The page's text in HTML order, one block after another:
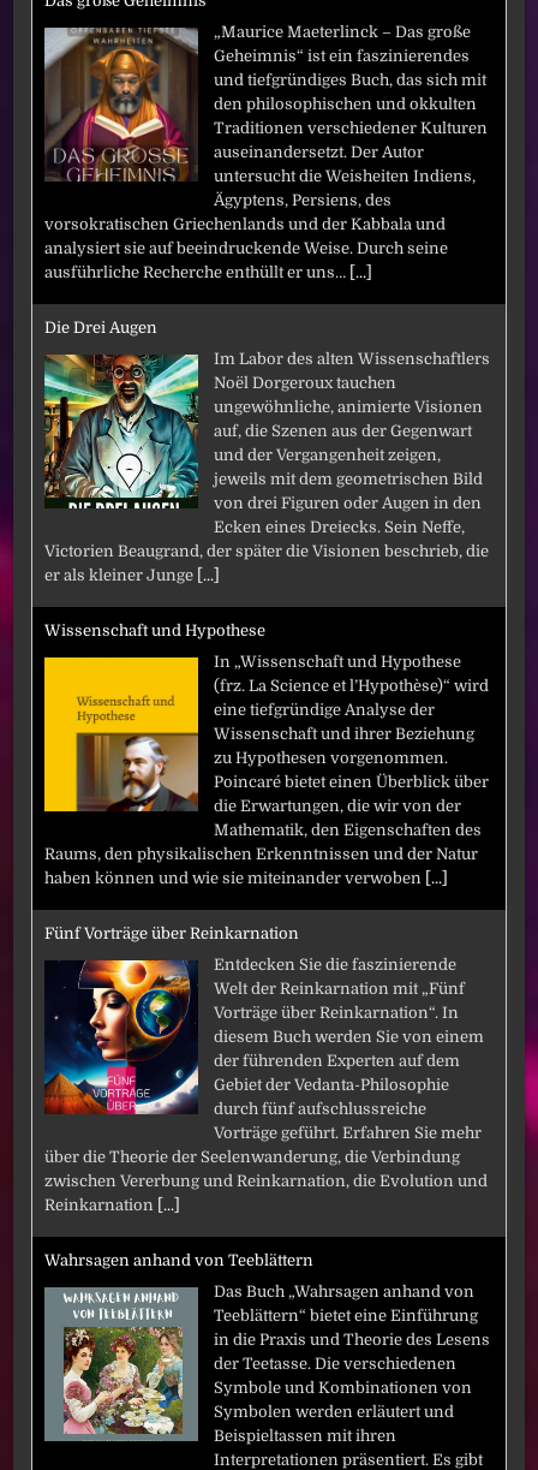
„Maurice Maeterlinck – Das große
Geheimnis“ ist ein faszinierendes
und tiefgründiges Buch, das sich mit
den philosophischen und okkulten
Traditionen verschiedener Kulturen
auseinandersetzt. Der Autor
untersucht die Weisheiten Indiens,
Ägyptens, Persiens, des
vorsokratischen Griechenlands und der Kabbala und
analysiert sie auf beeindruckende Weise. Durch seine
ausführliche Recherche enthüllt er uns… [...]
Die Drei Augen
Im Labor des alten Wissenschaftlers
Noël Dorgeroux tauchen
ungewöhnliche, animierte Visionen
auf, die Szenen aus der Gegenwart
und der Vergangenheit zeigen,
jeweils mit dem geometrischen Bild
von drei Figuren oder Augen in den
Ecken eines Dreiecks. Sein Neffe,
Victorien Beaugrand, der später die Visionen beschrieb, die
er als kleiner Junge [...]
Wissenschaft und Hypothese
In „Wissenschaft und Hypothese
(frz. La Science et l’Hypothèse)“ wird
eine tiefgründige Analyse der
Wissenschaft und ihrer Beziehung
zu Hypothesen vorgenommen.
Poincaré bietet einen Überblick über
die Erwartungen, die wir von der
Mathematik, den Eigenschaften des
Raums, den physikalischen Erkenntnissen und der Natur
haben können und wie sie miteinander verwoben [...]
Fünf Vorträge über Reinkarnation
Entdecken Sie die faszinierende
Welt der Reinkarnation mit „Fünf
Vorträge über Reinkarnation“. In
diesem Buch werden Sie von einem
der führenden Experten auf dem
Gebiet der Vedanta-Philosophie
durch fünf aufschlussreiche
Vorträge geführt. Erfahren Sie mehr
über die Theorie der Seelenwanderung, die Verbindung
zwischen Vererbung und Reinkarnation, die Evolution und
Reinkarnation [...]
Wahrsagen anhand von Teeblättern
Das Buch „Wahrsagen anhand von
Teeblättern“ bietet eine Einführung
in die Praxis und Theorie des Lesens
der Teetasse. Die verschiedenen
Symbole und Kombinationen von
Symbolen werden erläutert und
Beispieltassen mit ihren
Interpretationen präsentiert. Es gibt